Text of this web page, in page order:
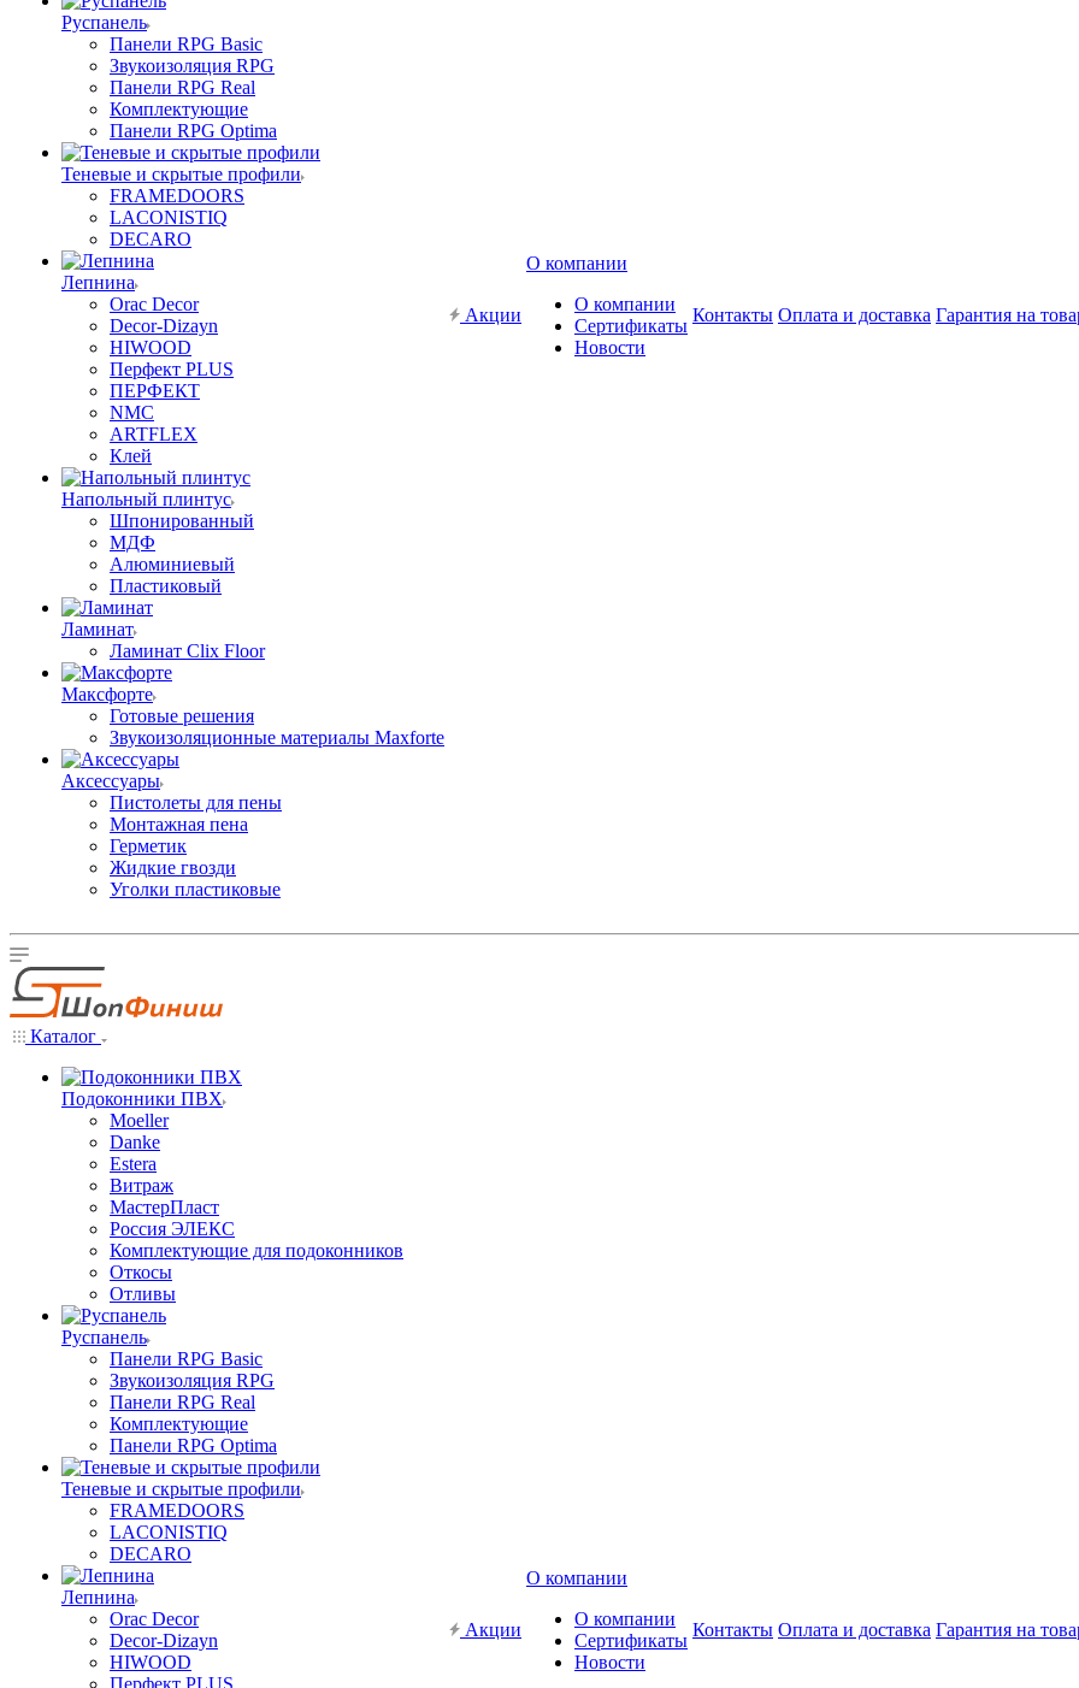
Руспанель
Панели RPG Basic
Звукоизоляция RPG
Панели RPG Real
Комплектующие
Панели RPG Optima
Теневые и скрытые профили
FRAMEDOORS
LACONISTIQ
DECARO
Лепнина
Orac Decor
Decor-Dizayn
HIWOOD
Перфект PLUS
ПЕРФЕКТ
NMC
ARTFLEX
Клей
Напольный плинтус
Шпонированный
МДФ
Алюминиевый
Пластиковый
Ламинат
Ламинат Clix Floor
Максфорте
Готовые решения
Звукоизоляционные материалы Maxforte
Аксессуары
Пистолеты для пены
Монтажная пена
Герметик
Жидкие гвозди
Уголки пластиковые
Акции
О компании
О компании
Сертификаты
Новости
Контакты Оплата и доставка Гарантия на
Каталог
Подоконники ПВХ
Moeller
Danke
Estera
Витраж
МастерПласт
Россия ЭЛЕКС
Комплектующие для подоконников
Откосы
Отливы
Руспанель
Панели RPG Basic
Звукоизоляция RPG
Панели RPG Real
Комплектующие
Панели RPG Optima
Теневые и скрытые профили
FRAMEDOORS
LACONISTIQ
DECARO
Лепнина
Orac Decor
Decor-Dizayn
HIWOOD
Перфект PLUS
Акции
О компании
О компании
Сертификаты
Новости
Контакты Оплата и доставка Гарантия на